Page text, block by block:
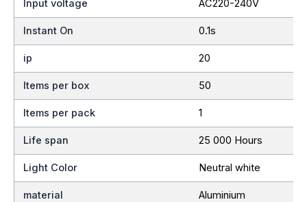
Input voltage AC220-240V
Instant On 0.1s
ip 20
Items per box 50
Items per pack 1
Life span 25 000 Hours
Light Color Neutral white
material Aluminium